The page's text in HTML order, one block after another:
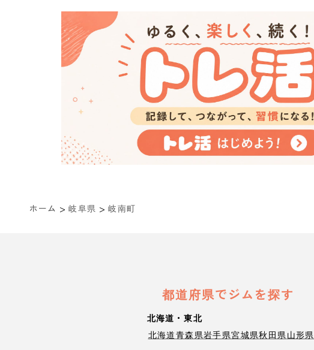
ホーム > 岐阜県 > 岐南町
都道府県でジムを探す
北海道・東北
北海道青森県岩手県宮城県秋田県山形県